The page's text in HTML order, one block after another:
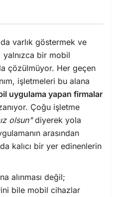
varlık göstermek ve
bir mobil
çözülmüyor. Her geçen
işletmeleri bu alana
uygulama yapan firmalar
Çoğu işletme
olsun"diyerek yola
arasından
kalıcı bir yer edinenlerin
alınması değil;
bile mobil cihazlar